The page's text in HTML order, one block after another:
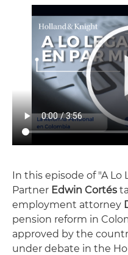
In this episode of "A Lo
Partner Edwin Cortés
employment attorney
pension reform in
approved by the
under debate in the